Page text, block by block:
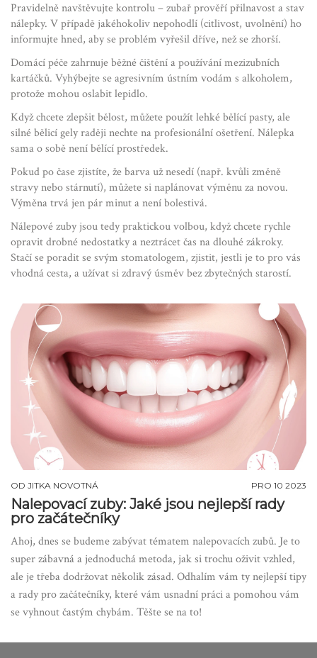
Pravidelně navštěvujte kontrolu – zubař prověří přilnavost a stav
nálepky. V případě jakéhokoliv nepohodlí (citlivost, uvolnění) ho
informujte hned, aby se problém vyřešil dříve, než se zhorší.
Domácí péče zahrnuje běžné čištění a používání mezizubních
kartáčků. Vyhýbejte se agresivním ústním vodám s alkoholem,
protože mohou oslabit lepidlo.
Když chcete zlepšit bělost, můžete použít lehké bělící pasty, ale
silné bělicí gely raději nechte na profesionální ošetření. Nálepka
sama o sobě není bělící prostředek.
Pokud po čase zjistíte, že barva už nesedí (např. kvůli změně
stravy nebo stárnutí), můžete si naplánovat výměnu za novou.
Výměna trvá jen pár minut a není bolestivá.
Nálepové zuby jsou tedy praktickou volbou, když chcete rychle
opravit drobné nedostatky a neztrácet čas na dlouhé zákroky.
Stačí se poradit se svým stomatologem, zjistit, jestli je to pro vás
vhodná cesta, a užívat si zdravý úsměv bez zbytečných starostí.
OD JITKA NOVOTNÁ PRO 10 2023
Nalepovací zuby: Jaké jsou nejlepší rady
pro začátečníky
Ahoj, dnes se budeme zabývat tématem nalepovacích zubů. Je to
super zábavná a jednoduchá metoda, jak si trochu oživit vzhled,
ale je třeba dodržovat několik zásad. Odhalím vám ty nejlepší tipy
a rady pro začátečníky, které vám usnadní práci a pomohou vám
se vyhnout častým chybám. Těšte se na to!